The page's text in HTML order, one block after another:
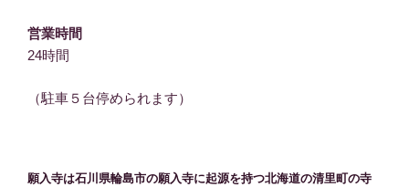
営業時間
24時間
（駐車５台停められます）
願入寺は石川県輪島市の願入寺に起源を持つ北海道の清里町の寺